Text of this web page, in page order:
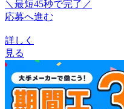
＼最短45秒で完了／
応募へ進む
詳しく
見る